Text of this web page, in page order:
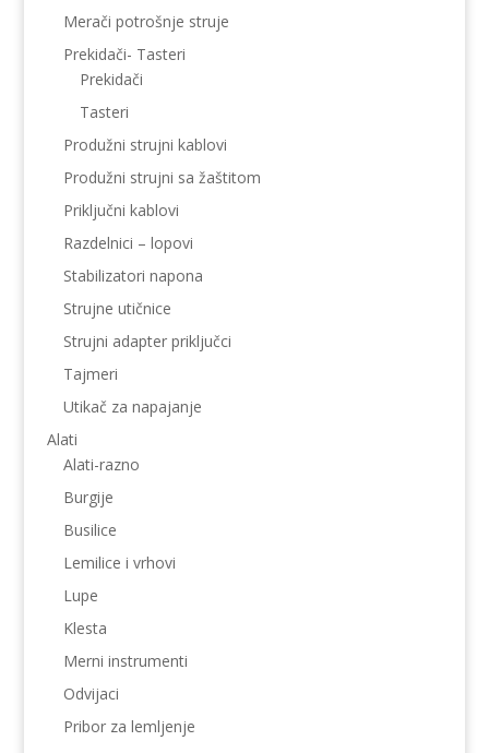
Merači potrošnje struje
Prekidači- Tasteri
Prekidači
Tasteri
Produžni strujni kablovi
Produžni strujni sa žaštitom
Priključni kablovi
Razdelnici – lopovi
Stabilizatori napona
Strujne utičnice
Strujni adapter priključci
Tajmeri
Utikač za napajanje
Alati
Alati-razno
Burgije
Busilice
Lemilice i vrhovi
Lupe
Klesta
Merni instrumenti
Odvijaci
Pribor za lemljenje